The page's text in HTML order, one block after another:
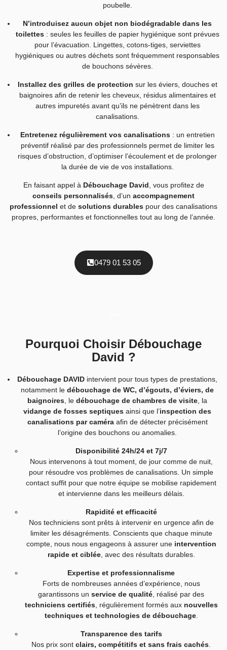
poubelle.
N’introduisez aucun objet non biodégradable dans les
toilettes: seules les feuilles de papier hygiénique sont prévues
pour l’évacuation. Lingettes, cotons-tiges, serviettes
hygiéniques ou autres déchets sont fréquemment responsables
de bouchons sévères.
Installez des grilles de protection sur les éviers, douches et
baignoires afin de retenir les cheveux, résidus alimentaires et
autres impuretés avant qu’ils ne pénètrent dans les
canalisations.
Entretenez régulièrement vos canalisations: un entretien
préventif réalisé par des professionnels permet de limiter les
risques d’obstruction, d’optimiser l’écoulement et de prolonger
la durée de vie de vos installations.
En faisant appel à Débouchage David , vous profitez de
conseils personnalisés , d’un accompagnement
professionnel et de solutions durables pour des canalisations
propres, performantes et fonctionnelles tout au long de l’année.
0479 01 53 05
Pourquoi Choisir Débouchage
David ?
Débouchage DAVID intervient pour tous types de prestations,
notamment le débouchage de WC, d’égouts, d’éviers, de
baignoires , le débouchage de chambres de visite , la
vidange de fosses septiques ainsi que l’inspection des
canalisations par caméraafin de détecter précisément
l’origine des bouchons ou anomalies.
Disponibilité 24h/24 et 7j/7
Nous intervenons à tout moment, de jour comme de nuit,
pour résoudre vos problèmes de canalisations. Un simple
contact suffit pour que notre équipe se mobilise rapidement
et intervienne dans les meilleurs délais.
Rapidité et efficacité
Nos techniciens sont prêts à intervenir en urgence afin de
limiter les désagréments. Conscients que chaque minute
compte, nous nous engageons à assurer une intervention
rapide et ciblée, avec des résultats durables.
Expertise et professionnalisme
Forts de nombreuses années d’expérience, nous
garantissons un service de qualité , réalisé par des
techniciens certifiés, régulièrement formés aux nouvelles
techniques et technologies de débouchage.
Transparence des tarifs
Nos prix sont clairs, compétitifs et sans frais cachés